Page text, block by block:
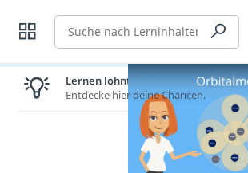
Suche
Lernen lohnt sich!
Entdecke hier deine Chancen.